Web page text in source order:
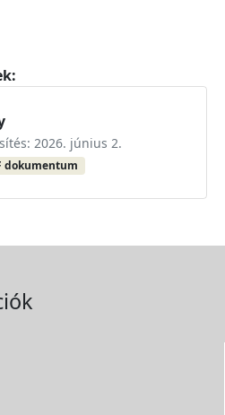
2026. június 2.
dokumentum